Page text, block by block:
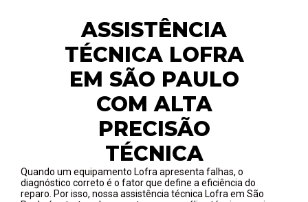
ASSISTÊNCIA
TÉCNICA LOFRA
EM SÃO PAULO
COM ALTA
PRECISÃO
TÉCNICA
Quando um equipamento Lofra apresenta falhas, o
diagnóstico correto é o fator que define a eficiência do
reparo. Por isso, nossa assistência técnica Lofra em São